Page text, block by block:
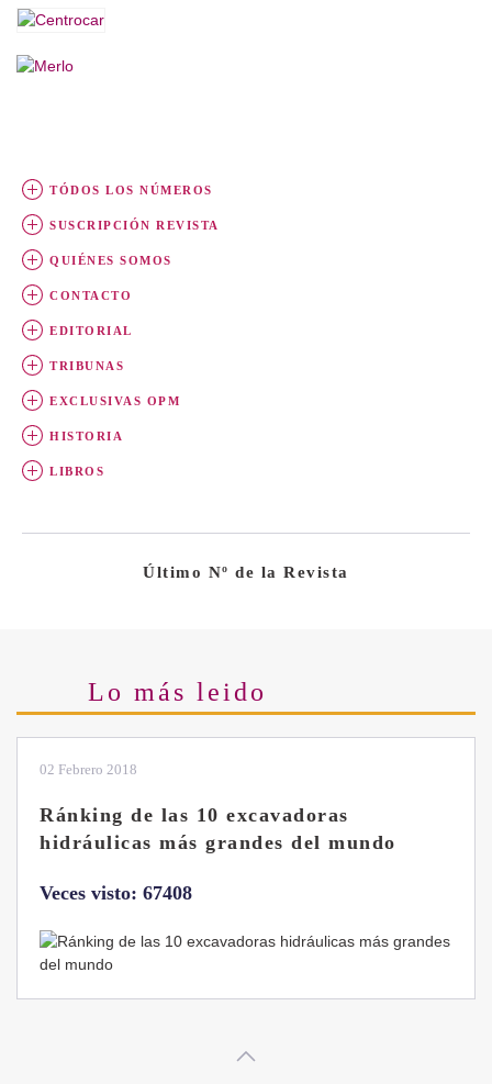
TÓDOS LOS NÚMEROS
SUSCRIPCIÓN REVISTA
QUIÉNES SOMOS
CONTACTO
EDITORIAL
TRIBUNAS
EXCLUSIVAS OPM
HISTORIA
LIBROS
Último Nº de la Revista
Lo más leido
28 Enero 2019
Las ventajas de la excavadora Yanmar
B7 Sigma-6
Veces visto: 32216